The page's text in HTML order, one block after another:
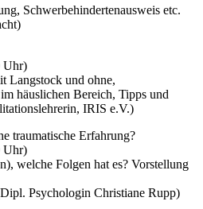
Schwerbehindertenausweis etc.
Uhr)
Langstock und ohne,
häuslichen Bereich, Tipps und
IRIS e.V.)
traumatische Erfahrung?
Uhr)
welche Folgen hat es? Vorstellung
Psychologin Christiane Rupp)